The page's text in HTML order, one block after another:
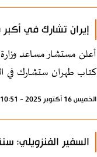
إيران تشارك في
أعلن مستشار مساعد
كتاب طهران ستشارك في الدورة الـ 77 للمعرض الدولي للكتاب في فرانكفورت وذلك
الخميس 16 أكتوبر 2025 - 10:51 بتوقيت طهران
السفير الفنزويلي: